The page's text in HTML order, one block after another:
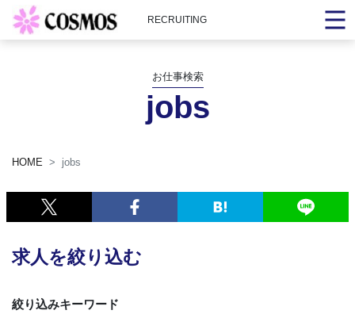
RECRUITING
お仕事検索
jobs
HOME jobs
求人を絞り込む
絞り込みキーワード